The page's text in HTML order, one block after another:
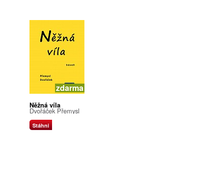
zdarma
Něžná víla
Dvořáček Přemysl
Stáhni